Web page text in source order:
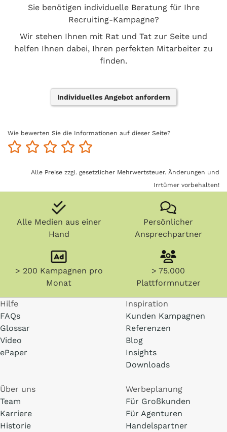
Sie benötigen individuelle Beratung für Ihre
Recruiting-Kampagne?
Wir stehen Ihnen mit Rat und Tat zur Seite und
helfen Ihnen dabei, Ihren perfekten Mitarbeiter zu
finden.
Individuelles Angebot anfordern
Wie bewerten Sie die Informationen auf dieser Seite?
Alle Preise zzgl. gesetzlicher Mehrwertsteuer. Änderungen und
Irrtümer vorbehalten!
Alle Medien aus einer
Hand
Persönlicher
Ansprechpartner
> 200 Kampagnen pro
Monat
> 75.000
Plattformnutzer
Hilfe
FAQs
Glossar
Video
ePaper
Inspiration
Kunden Kampagnen
Referenzen
Blog
Insights
Downloads
Über uns
Team
Karriere
Historie
Werbeplanung
Für Großkunden
Für Agenturen
Handelspartner